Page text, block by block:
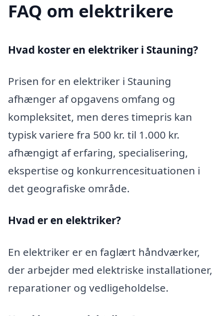
FAQ om elektrikere
Hvad koster en elektriker i Stauning?
Prisen for en elektriker i Stauning
afhænger af opgavens omfang og
kompleksitet, men deres timepris kan
typisk variere fra 500 kr. til 1.000 kr.
afhængigt af erfaring, specialisering,
ekspertise og konkurrencesituationen i
det geografiske område.
Hvad er en elektriker?
En elektriker er en faglært håndværker,
der arbejder med elektriske installationer,
reparationer og vedligeholdelse.